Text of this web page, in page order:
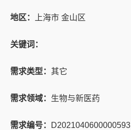
地区： 上海市 金山区
关键词：
需求类型： 其它
需求领域： 生物与新医药
需求编号： D2021040600000593